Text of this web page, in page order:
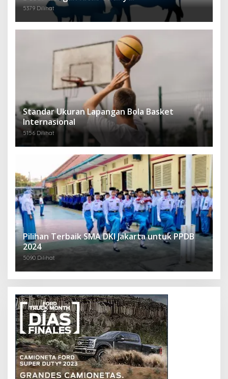
5379 Dilihat
Standar Ukuran Lapangan Bola Basket
Internasional
5156 Dilihat
Pilihan Terbaik SMA DKI Jakarta untuk PPDB
2024
5090 Dilihat